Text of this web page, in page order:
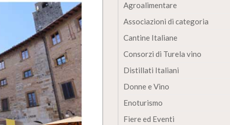
Agroalimentare
Associazioni di categoria
Cantine Italiane
Consorzi di Turela vino
Distillati Italiani
Donne e Vino
Enoturismo
Fiere ed Eventi